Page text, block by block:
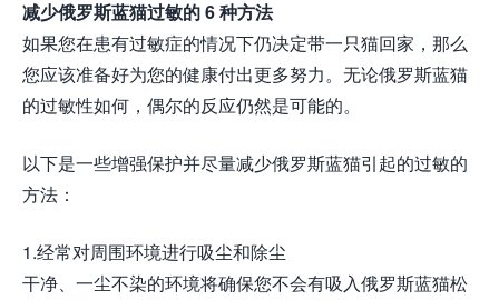
减少俄罗斯蓝猫过敏的 6 种方法
如果您在患有过敏症的情况下仍决定带一只猫回家，那么
您应该准备好为您的健康付出更多努力。无论俄罗斯蓝猫
的过敏性如何，偶尔的反应仍然是可能的。
以下是一些增强保护并尽量减少俄罗斯蓝猫引起的过敏的
方法：
1.经常对周围环境进行吸尘和除尘
干净、一尘不染的环境将确保您不会有吸入俄罗斯蓝猫松